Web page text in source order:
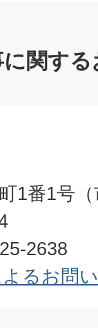
関す
1番1号
2638
るお問